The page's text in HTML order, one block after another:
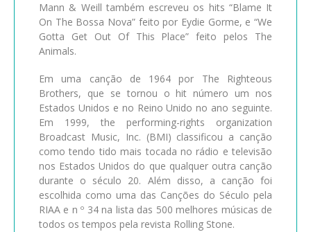
Mann & Weill também escreveu os hits “Blame It
On The Bossa Nova” feito por Eydie Gorme, e “We
Gotta Get Out Of This Place” feito pelos The
Animals.
Em uma canção de 1964 por The Righteous
Brothers, que se tornou o hit número um nos
Estados Unidos e no Reino Unido no ano seguinte.
Em 1999, the performing-rights organization
Broadcast Music, Inc. (BMI) classificou a canção
como tendo tido mais tocada no rádio e televisão
nos Estados Unidos do que qualquer outra canção
durante o século 20. Além disso, a canção foi
escolhida como uma das Canções do Século pela
RIAA e n º 34 na lista das 500 melhores músicas de
todos os tempos pela revista Rolling Stone.